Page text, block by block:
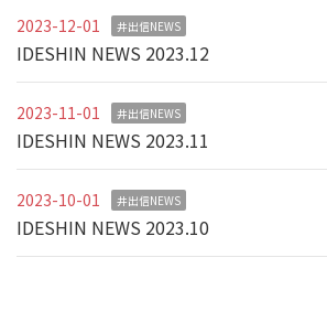
2023-12-01 井出信NEWS
IDESHIN NEWS 2023.12
2023-11-01 井出信NEWS
IDESHIN NEWS 2023.11
2023-10-01 井出信NEWS
IDESHIN NEWS 2023.10